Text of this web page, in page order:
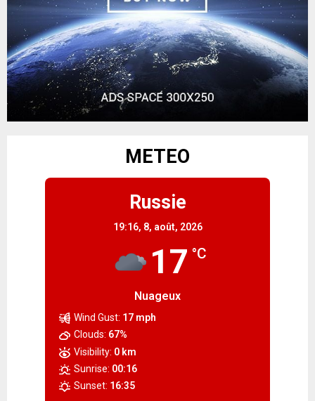
METEO
Russie
19:16, 8, août, 2026
17 °C
Nuageux
Wind Gust: 17 mph
Clouds: 67%
Visibility: 0 km
Sunrise: 00:16
Sunset: 16:35